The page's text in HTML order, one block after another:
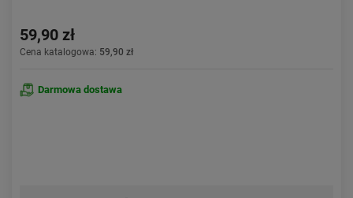
59,90 zł
Cena katalogowa: 59,90 zł
Darmowa dostawa